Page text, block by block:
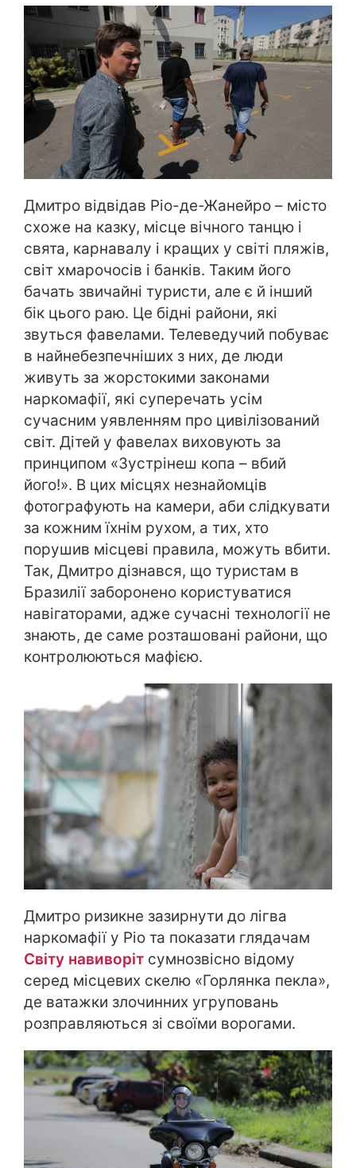
Дмитро відвідав Ріо-де-Жанейро – місто
схоже на казку, місце вічного танцю і
свята, карнавалу і кращих у світі пляжів,
світ хмарочосів і банків. Таким його
бачать звичайні туристи, але є й інший
бік цього раю. Це бідні райони, які
звуться фавелами. Телеведучий побуває
в найнебезпечніших з них, де люди
живуть за жорстокими законами
наркомафії, які суперечать усім
сучасним уявленням про цивілізований
світ. Дітей у фавелах виховують за
принципом «Зустрінеш копа – вбий
його!». В цих місцях незнайомців
фотографують на камери, аби слідкувати
за кожним їхнім рухом, а тих, хто
порушив місцеві правила, можуть вбити.
Так, Дмитро дізнався, що туристам в
Бразилії заборонено користуватися
навігаторами, адже сучасні технології не
знають, де саме розташовані райони, що
контролюються мафією.
Дмитро ризикне зазирнути до лігва
наркомафії у Ріо та показати глядачам
Світу навиворіт сумнозвісно відому
серед місцевих скелю «Горлянка пекла»,
де ватажки злочинних угруповань
розправляються зі своїми ворогами.